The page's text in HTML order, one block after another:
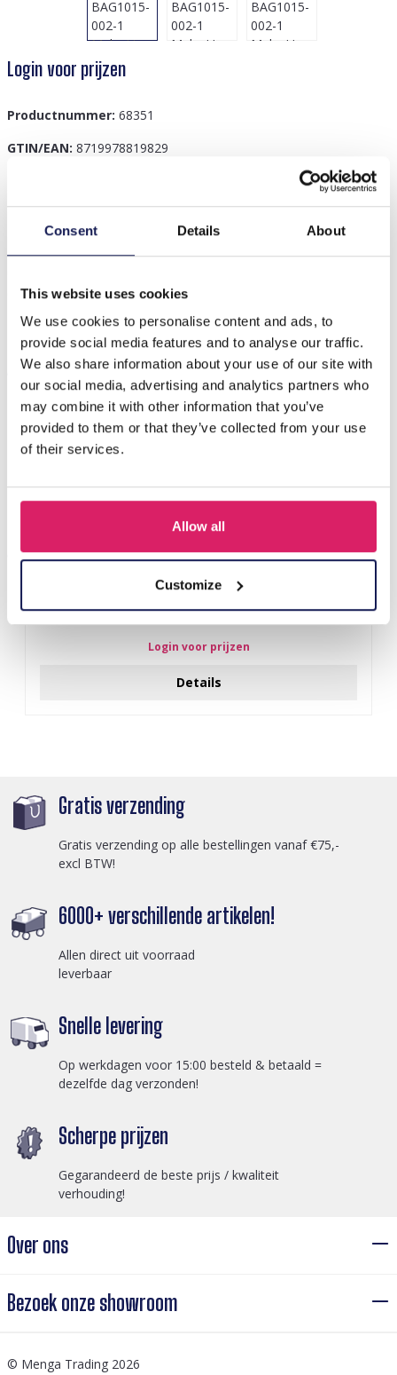
Consent Details About
This website uses cookies
We use cookies to personalise content and ads, to
provide social media features and to analyse our traffic.
We also share information about your use of our site with
our social media, advertising and analytics partners who
may combine it with other information that you’ve
provided to them or that they’ve collected from your use
of their services.
Allow all
Customize
Login voor prijzen
Productnummer: 68351
GTIN/EAN: 8719978819829
Introductie van de Q-L7.1 Bag1015-002-1 Make-uptas,
ontworpen voor scho…Meer
Anderen kochten ook
S-A5.2 BAG1015-001-2 Make Up Bag Flowers 18x11x7cm Blue
Login voor prijzen
Details
Gratis verzending
Gratis verzending op alle bestellingen vanaf €75,-
excl BTW!
6000+ verschillende artikelen!
Allen direct uit voorraad
leverbaar
Snelle levering
Op werkdagen voor 15:00 besteld & betaald =
dezelfde dag verzonden!
Scherpe prijzen
Gegarandeerd de beste prijs / kwaliteit
verhouding!
Over ons
Bezoek onze showroom
© Menga Trading 2026